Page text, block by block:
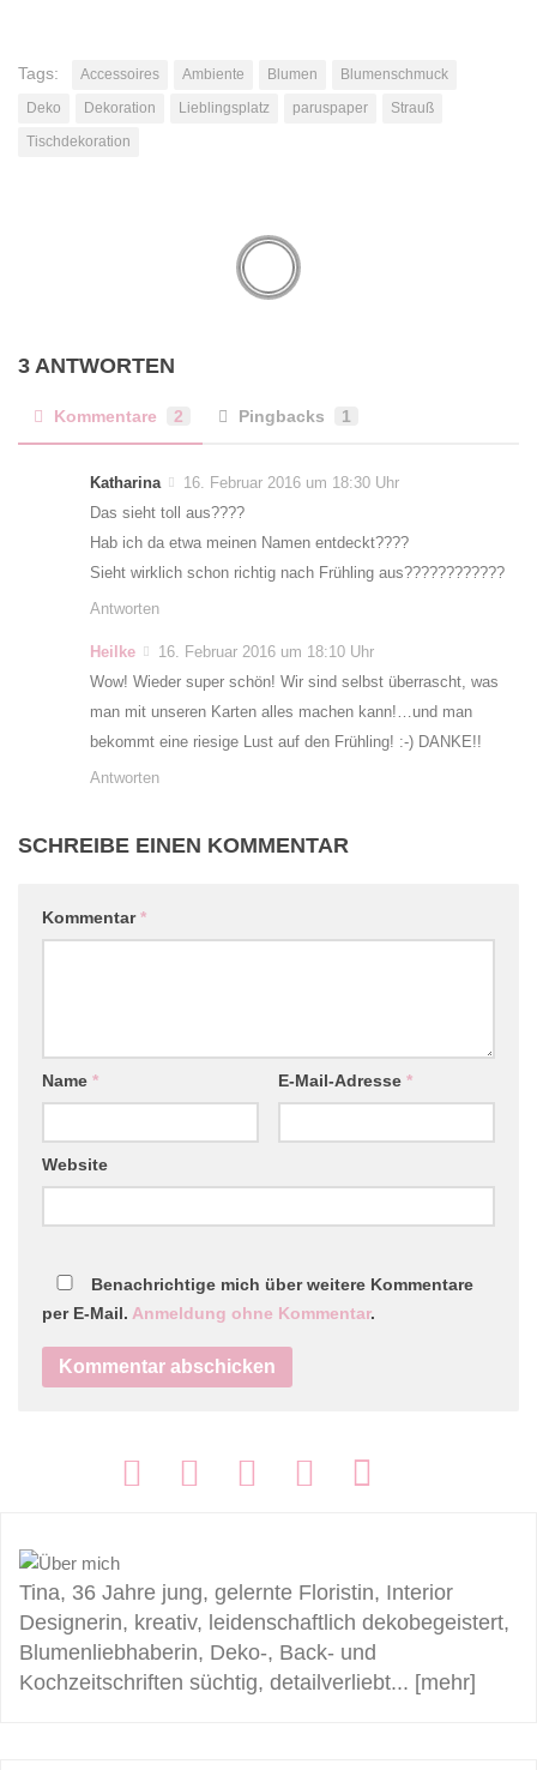
Tags: Accessoires Ambiente Blumen
Blumenschmuck
Deko
Dekoration Lieblingsplatz paruspaper
Strauß
Tischdekoration
3 ANTWORTEN
Kommentare 2 Pingbacks 1
Katharina
16. Februar 2016 um 18:30 Uhr
Das sieht toll aus????
Hab ich da etwa meinen Namen entdeckt????
Sieht wirklich schon richtig nach Frühling aus????????????
Antworten
Heilke
16. Februar 2016 um 18:10 Uhr
Wow! Wieder super schön! Wir sind selbst überrascht, was
man mit unseren Karten alles machen kann!…und man
bekommt eine riesige Lust auf den Frühling! :-) DANKE!!
Antworten
SCHREIBE EINEN KOMMENTAR
Kommentar*
Name * E-Mail-Adresse *
Website
Benachrichtige mich über weitere Kommentare
per E-Mail. Anmeldung ohne Kommentar.
Tina, 36 Jahre jung, gelernte Floristin, Interior
Designerin, kreativ, leidenschaftlich dekobegeistert,
Blumenliebhaberin, Deko-, Back- und
Kochzeitschriften süchtig, detailverliebt... [mehr]